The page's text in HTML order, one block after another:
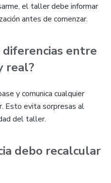
el taller debe informar
antes de comenzar.
diferencias entre
real?
y comunica cualquier
Esto evita sorpresas al
del taller.
debo recalcular